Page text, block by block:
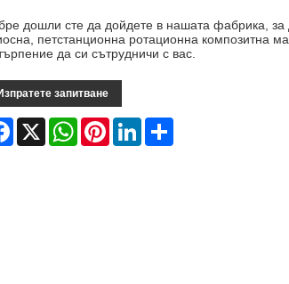
дошли сте да дойдете в нашата фабрика, за
петстанционна ротационна композитна
да си сътрудничи с вас.
запитване
Facebook
X WhatsAppPinterestLinkedIn